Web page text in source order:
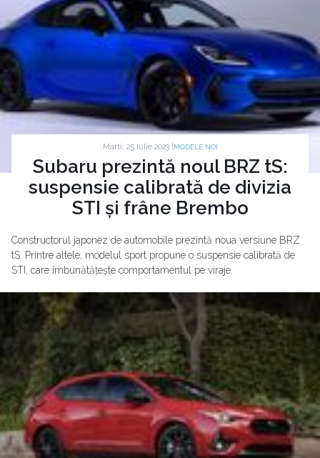
Marti, 25 Iulie 2023 | MODELE NOI
Subaru prezintă noul BRZ tS:
suspensie calibrată de divizia
STI și frâne Brembo
Constructorul japonez de automobile prezintă noua versiune BRZ
tS. Printre altele, modelul sport propune o suspensie calibrată de
STI, care îmbunătățește comportamentul pe viraje.